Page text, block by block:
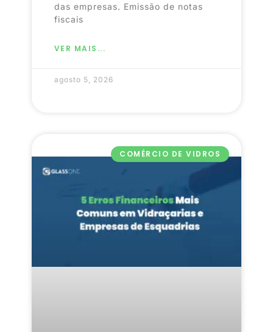
das empresas. Emissão de notas
fiscais
VER MAIS...
agosto 5, 2026
COMÉRCIO DE VIDROS